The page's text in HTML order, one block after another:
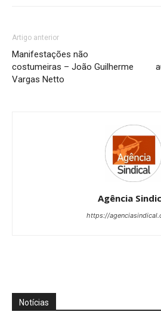
Artigo anterior
Manifestações não
costumeiras – João Guilherme
Vargas Netto
Agência
https://
Notícias